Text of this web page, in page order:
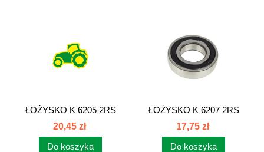
ŁOŻYSKO K 6205 2RS
NKL
20,45 zł
Do koszyka
ŁOŻYSKO K 6207 2RS
PBF K6207
17,75 zł
Do koszyka